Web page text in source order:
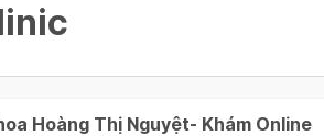
Hoàng Thị Nguyệt- Khám Online